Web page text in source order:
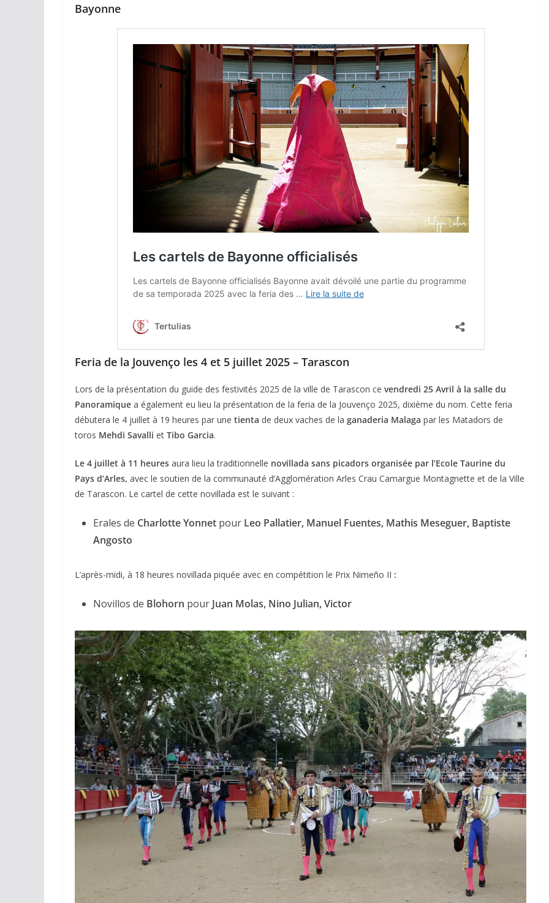
Bayonne
Feria de la Jouvenço les 4 et 5 juillet 2025 – Tarascon
Lors de la présentation du guide des festivités 2025 de la ville de Tarascon ce vendredi 25 Avril à la salle du
Panoramique a également eu lieu la présentation de la feria de la Jouvenço 2025, dixième du nom. Cette feria
débutera le 4 juillet à 19 heures par une tienta de deux vaches de la ganaderia Malaga par les Matadors de
toros Mehdi Savalli et Tibo Garcia.
Le 4 juillet à 11 heures aura lieu la traditionnelle novillada sans picadors organisée par l’Ecole Taurine du
Pays d’Arles, avec le soutien de la communauté d’Agglomération Arles Crau Camargue Montagnette et de la Ville
de Tarascon. Le cartel de cette novillada est le suivant :
Erales de Charlotte Yonnet pour Leo Pallatier, Manuel Fuentes, Mathis Meseguer, Baptiste
Angosto
L’après-midi, à 18 heures novillada piquée avec en compétition le Prix Nimeño II :
Novillos de Blohorn pour Juan Molas, Nino Julian, Victor
ACTUALITÉS TAURINES
CHRONIQUES TAURINES 2026
Arles : au seuil des
espérances.
02/04/2026 Olivier Castelnau
CHRONIQUES TAURINES 2026
ultimes émotions
18/06/2026 Olivier Castelnau